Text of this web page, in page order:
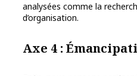
analysées comme la
d’organisation.
Axe 4 :